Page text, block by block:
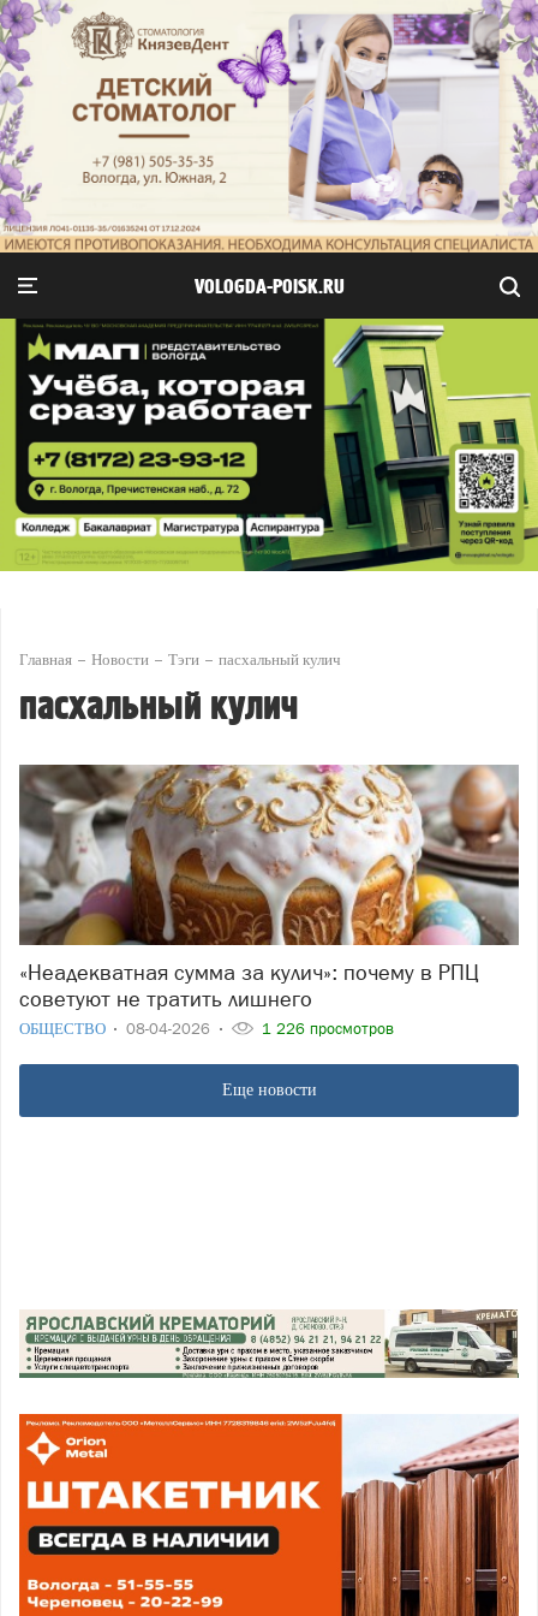
VOLOGDA-POISK.RU
Главная Новости Тэги пасхальный кулич
пасхальный кулич
«Неадекватная сумма за кулич»: почему в РПЦ
советуют не тратить лишнего
ОБЩЕСТВО 08-04-2026 1 226 просмотров
Еще новости